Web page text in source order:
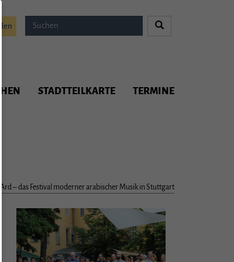
STADTTEILKARTE TERMINE
– das Festival moderner arabischer Musik in Stuttgart